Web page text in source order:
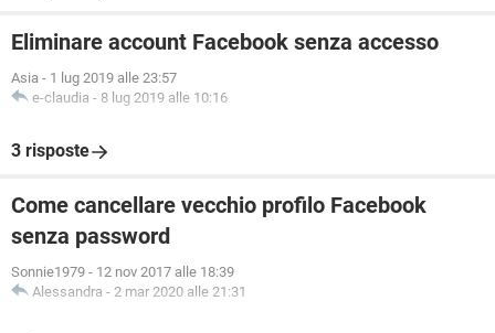
Eliminare account Facebook senza accesso
Asia - 1 lug 2019 alle 23:57
e-claudia - 8 lug 2019 alle 10:16
3 risposte
Come cancellare vecchio profilo Facebook
senza password
Sonnie1979 - 12 nov 2017 alle 18:39
Alessandra - 2 mar 2020 alle 21:31